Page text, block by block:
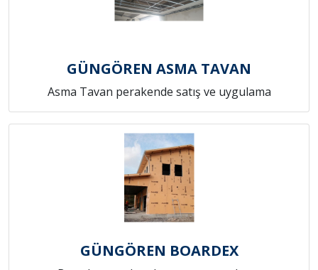
GÜNGÖREN ASMA TAVAN
Asma Tavan perakende satış ve uygulama
GÜNGÖREN BOARDEX